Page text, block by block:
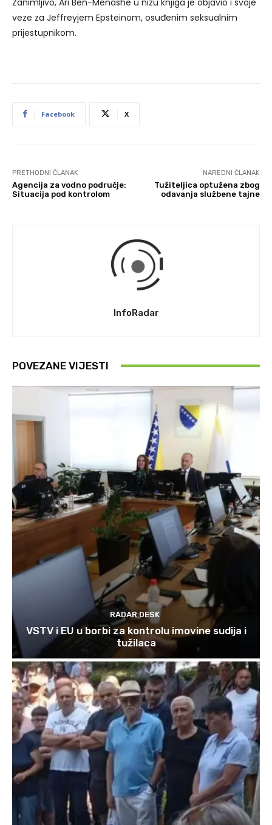
veze za Jeffreyjem Epsteinom, osuđenim seksualnim
prijestupnikom.
Facebook X
PRETHODNI ČLANAK
Agencija za vodno područje:
Situacija pod kontrolom
NAREDNI ČLANAK
Tužiteljica optužena zbog
odavanja službene tajne
InfoRadar
POVEZANE VIJESTI
RADAR DESK
VSTV i EU u borbi za kontrolu imovine sudija i
tužilaca